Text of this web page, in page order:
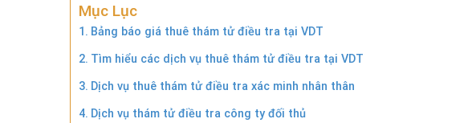
Mục Lục
Bảng báo giá thuê thám tử điều tra tại VDT
Tìm hiểu các dịch vụ thuê thám tử điều tra tại VDT
Dịch vụ thuê thám tử điều tra xác minh nhân thân
Dịch vụ thám tử điều tra công ty đối thủ